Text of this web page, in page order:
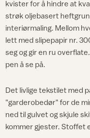
kvister for å hindre at
strøk oljebasert
interiørmaling. Mellom
lett med slipepapir nr.
seg og gir en ru
pen å se på.
Det livlige tekstilet med
"garderobedør" for de
ned til gulvet og skjule
kommer gjester. Stoffet